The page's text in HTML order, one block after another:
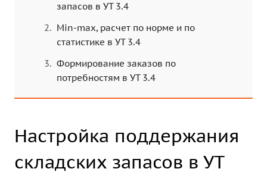
запасов в УТ 3.4
Min-max, расчет по норме и по
статистике в УТ 3.4
Формирование заказов по
потребностям в УТ 3.4
Настройка поддержания
складских запасов в УТ